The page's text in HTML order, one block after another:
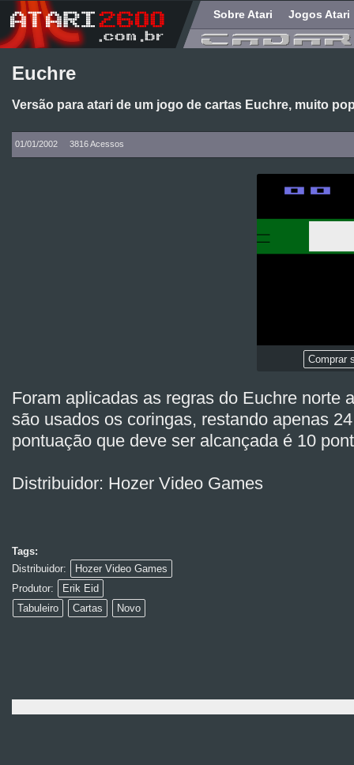
Sobre Atari Jogos Atari
Euchre
Versão para atari de um jogo de cartas Euchre, muito
01/01/2002 3816 Acessos
Comprar
Foram aplicadas as regras do Euchre norte
são usados os coringas, restando apenas
pontuação que deve ser alcançada é 10
Distribuidor: Hozer Video Games
Tags:
Distribuidor:
Hozer Video Games
Produtor:
Erik Eid
Tabuleiro
Cartas Novo